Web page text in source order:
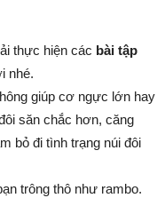
thực hiện các bài tập
nhé.
giúp cơ ngực lớn hay
săn chắc hơn, căng
bỏ đi tình trạng núi đôi
trông thô như rambo.